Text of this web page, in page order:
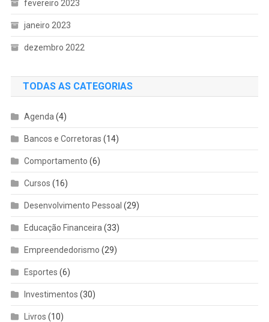
fevereiro 2023
janeiro 2023
dezembro 2022
TODAS AS CATEGORIAS
Agenda (4)
Bancos e Corretoras (14)
Comportamento (6)
Cursos (16)
Desenvolvimento Pessoal (29)
Educação Financeira (33)
Empreendedorismo (29)
Esportes (6)
Investimentos (30)
Livros (10)